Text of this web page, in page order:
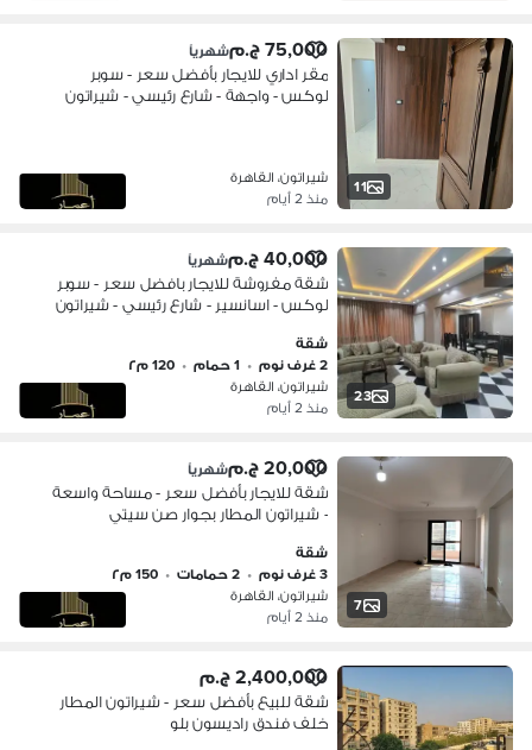
11
75,000 ج.م شهرياً
مقر اداري للايجار بأفضل سعر - سوبر
لوكس - واجهة - شارع رئيسي - شيراتون
شيراتون، القاهرة
منذ 2 أيام
23
40,000 ج.م شهرياً
شقة مفروشة للايجار بافضل سعر - سوبر
لوكس - اسانسير - شارع رئيسي - شيراتون
شقة
2 غرف نوم
• 1 حمام • 120 م٢
شيراتون، القاهرة
منذ 2 أيام
7
20,000 ج.م شهرياً
شقة للايجار بأفضل سعر - مساحة واسعة
- شيراتون المطار بجوار صن سيتي
شقة
3 غرف نوم
• 2 حمامات • 150 م٢
شيراتون، القاهرة
منذ 2 أيام
2,400,000 ج.م
شقة للبيع بأفضل سعر - شيراتون المطار
خلف فندق راديسون بلو